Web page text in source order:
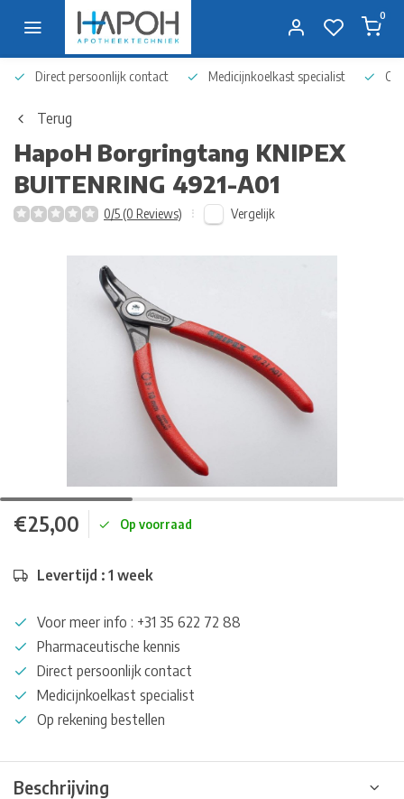
0
Direct persoonlijk contact Medicijnkoelkast specialist Op
Terug
HapoH Borgringtang KNIPEX
BUITENRING 4921-A01
0/5 (0 Reviews) Vergelijk
€25,00 Op voorraad
Levertijd : 1 week
Voor meer info : +31 35 622 72 88
Pharmaceutische kennis
Direct persoonlijk contact
Medicijnkoelkast specialist
Op rekening bestellen
Beschrijving